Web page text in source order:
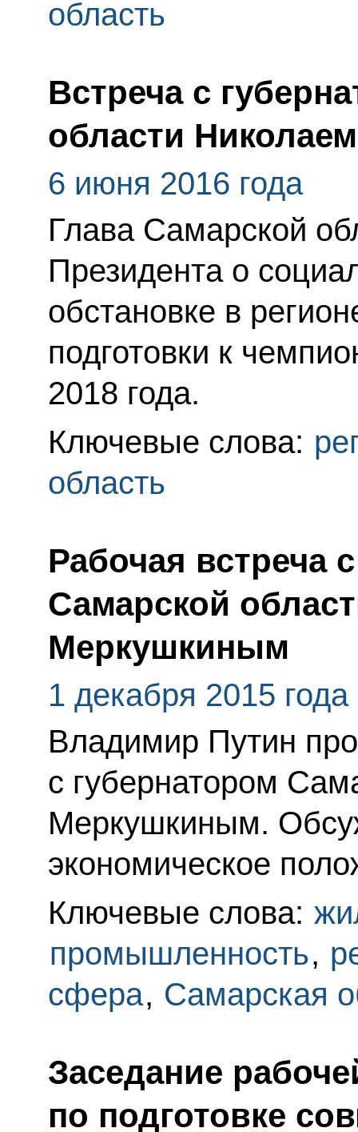
область
Встреча с
области
6 июня 2016 года
Глава Самарской
Президента о
обстановке в
подготовки к
2018 года.
Ключевые слова:
область
Рабочая встреча
Самарской
Меркушкиным
1 декабря 2015 года
Владимир Путин
с губернатором
Меркушкиным.
экономическое
Ключевые слова:
промышленность,
сфера, Самарская
Заседание
по подготовке